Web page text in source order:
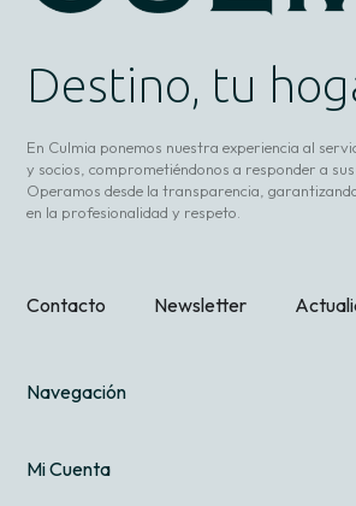
Destino, tu
En Culmia ponemos nuestra experiencia al
y socios, comprometiéndonos a responder a sus
Operamos desde la transparencia,
en la profesionalidad y respeto.
Contacto Newsletter
Navegación
Mi Cuenta